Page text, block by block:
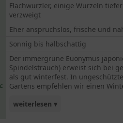
Flachwurzler, einige Wurzeln
verzweigt
Eher anspruchslos, frische und
Sonnig bis halbschattig
Der immergrüne Euonymus
Spindelstrauch) erweist sich bei
als gut winterfest. In
Gartens empfehlen wir einen
weiterlesen ▾